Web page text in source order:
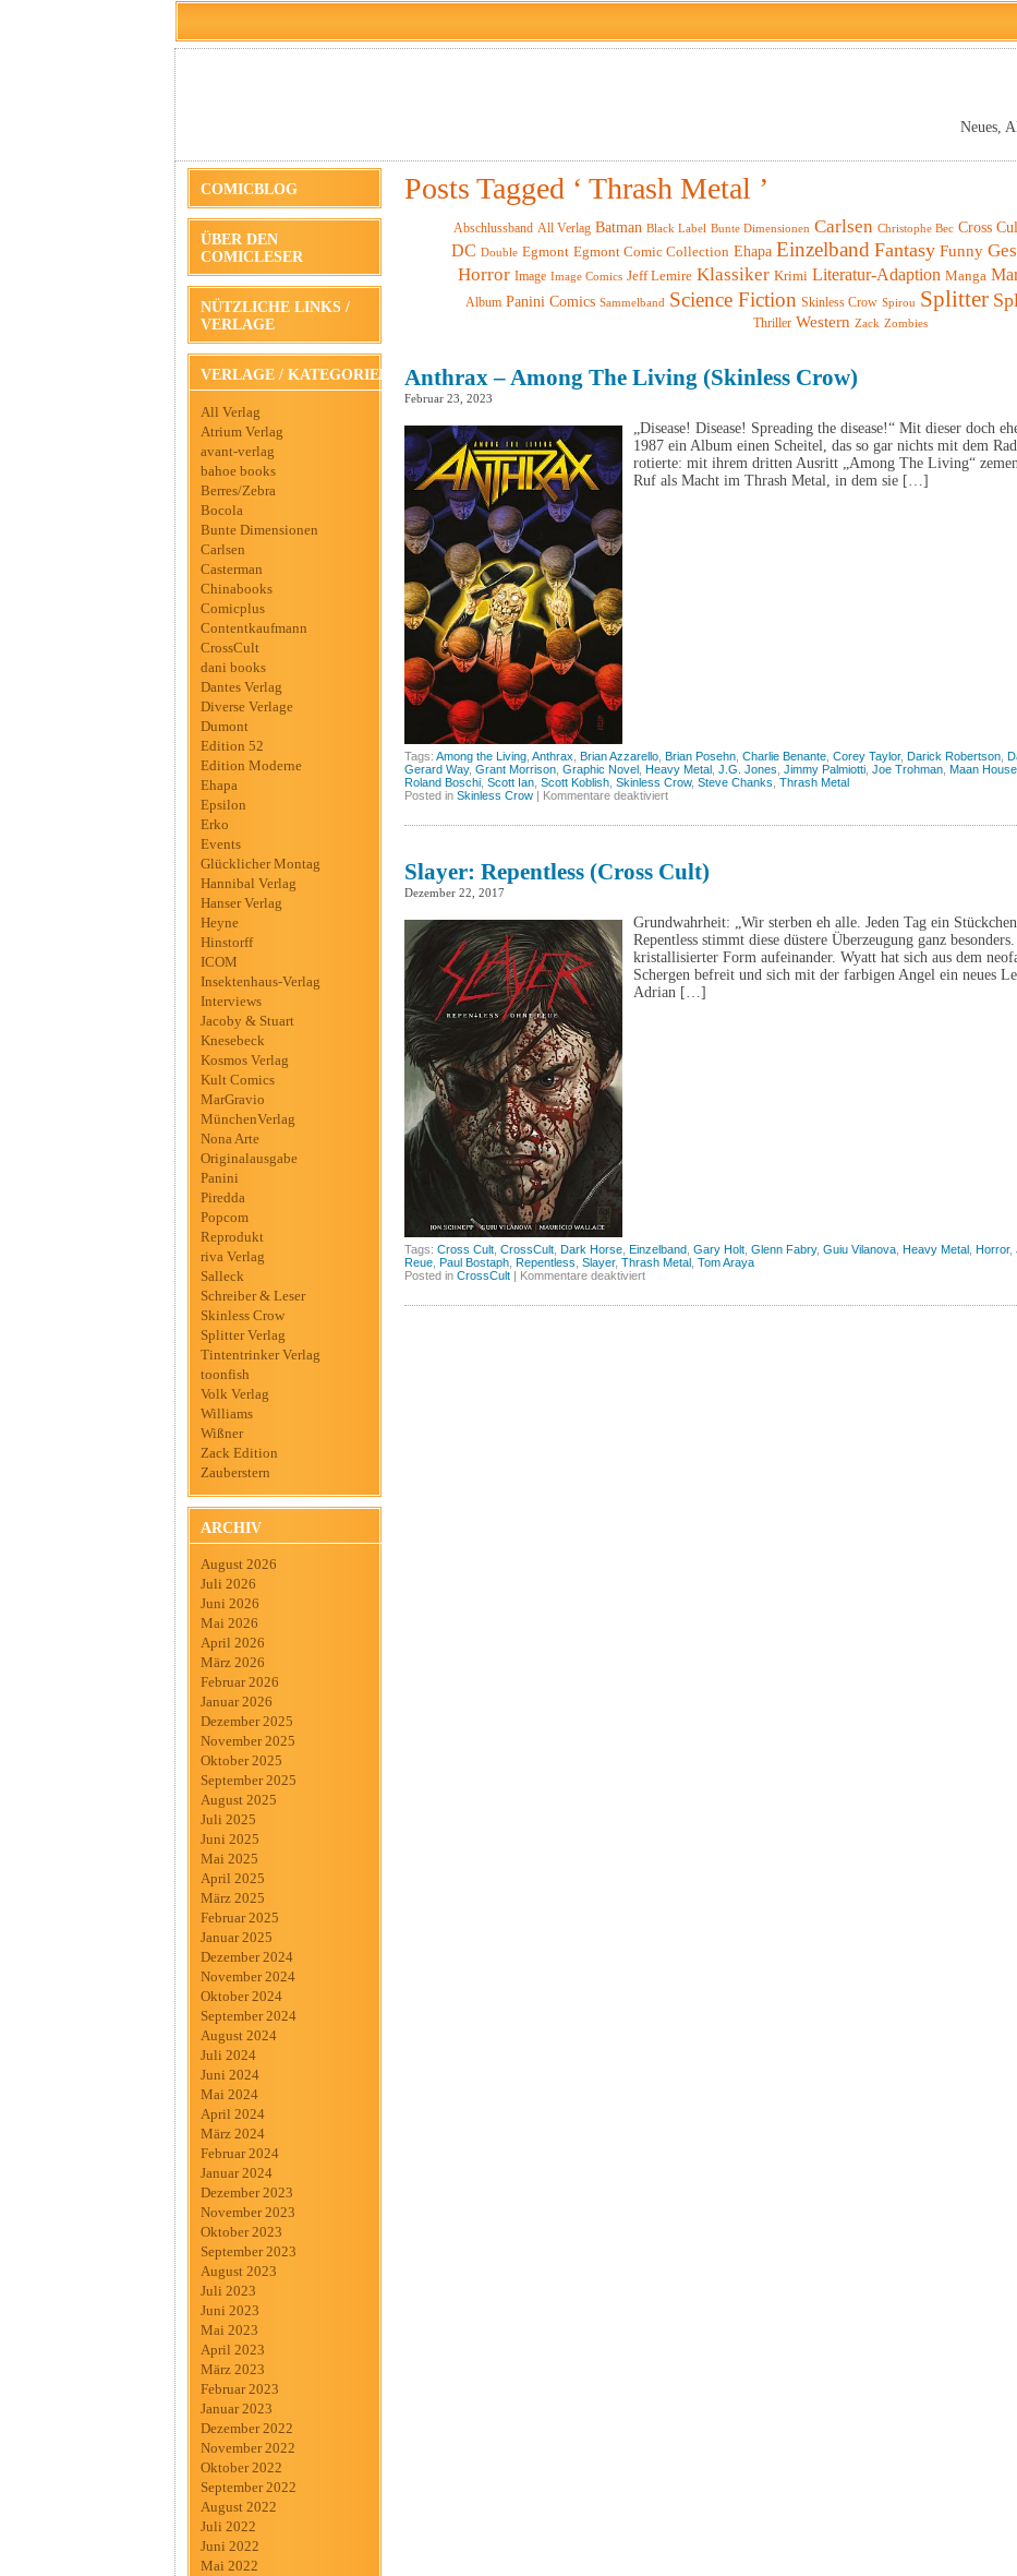
Neues,
COMICBLOG
ÜBER DEN
COMICLESER
NÜTZLICHE LINKS /
VERLAGE
VERLAGE / KATEGORIEN
All Verlag
Atrium Verlag
avant-verlag
bahoe books
Berres/Zebra
Bocola
Bunte Dimensionen
Carlsen
Casterman
Chinabooks
Comicplus
Contentkaufmann
CrossCult
dani books
Dantes Verlag
Diverse Verlage
Dumont
Edition 52
Edition Moderne
Ehapa
Epsilon
Erko
Events
Glücklicher Montag
Hannibal Verlag
Hanser Verlag
Heyne
Hinstorff
ICOM
Insektenhaus-Verlag
Interviews
Jacoby & Stuart
Knesebeck
Kosmos Verlag
Kult Comics
MarGravio
MünchenVerlag
Nona Arte
Originalausgabe
Panini
Piredda
Popcom
Reprodukt
riva Verlag
Salleck
Schreiber & Leser
Skinless Crow
Splitter Verlag
Tintentrinker Verlag
toonfish
Volk Verlag
Williams
Wißner
Zack Edition
Zauberstern
ARCHIV
August 2026
Juli 2026
Juni 2026
Mai 2026
April 2026
März 2026
Februar 2026
Januar 2026
Dezember 2025
November 2025
Oktober 2025
September 2025
August 2025
Juli 2025
Juni 2025
Mai 2025
April 2025
März 2025
Februar 2025
Januar 2025
Dezember 2024
November 2024
Oktober 2024
September 2024
August 2024
Juli 2024
Juni 2024
Mai 2024
April 2024
März 2024
Februar 2024
Januar 2024
Dezember 2023
November 2023
Oktober 2023
September 2023
August 2023
Juli 2023
Juni 2023
Mai 2023
April 2023
März 2023
Februar 2023
Januar 2023
Dezember 2022
November 2022
Oktober 2022
September 2022
August 2022
Juli 2022
Juni 2022
Mai 2022
Posts Tagged ‘ Thrash Metal ’
Abschlussband All Verlag Batman Black Label Bunte Dimensionen Carlsen Christophe Bec Cross
DC Double Egmont Egmont Comic Collection Ehapa Einzelband Fantasy Funny
Horror Image Image Comics Jeff Lemire Klassiker Krimi Literatur-Adaption Manga
Album Panini Comics Sammelband Science Fiction Skinless Crow Spirou Splitter
Thriller Western Zack Zombies
Anthrax – Among The Living (Skinless Crow)
Februar 23, 2023
„Disease! Disease! Spreading the disease!“ Mit dieser doch
1987 ein Album einen Scheitel, das so gar nichts mit dem
rotierte: mit ihrem dritten Ausritt „Among The Living“
Ruf als Macht im Thrash Metal, in dem sie […]
Tags: Among the Living Anthrax Brian Azzarello Brian Posehn Charlie Benante Corey Taylor, Darick Robertson
Gerard Way, Grant Morrison Graphic Novel Heavy Metal J.G. Jones Jimmy Palmiotti Joe Trohman Maan House
Roland Boschi Scott Ian Scott Koblish Skinless Crow, Steve Chanks Thrash Metal
Posted in Skinless Crow | Kommentare deaktiviertfür
(Skinless
Slayer: Repentless (Cross Cult)
Dezember 22, 2017
Grundwahrheit: „Wir sterben eh alle. Jeden Tag ein
Repentless stimmt diese düstere Überzeugung ganz
kristallisierter Form aufeinander. Wyatt hat sich aus dem
Schergen befreit und sich mit der farbigen Angel ein neues
Adrian […]
Tags: Cross Cult CrossCult Dark Horse Einzelband Gary Holt Glenn Fabry, Guiu Vilanova Heavy Metal Horror,
Reue Paul Bostaph Repentless Slayer, Thrash Metal Tom Araya
Posted in CrossCult | Kommentare deaktiviertfür